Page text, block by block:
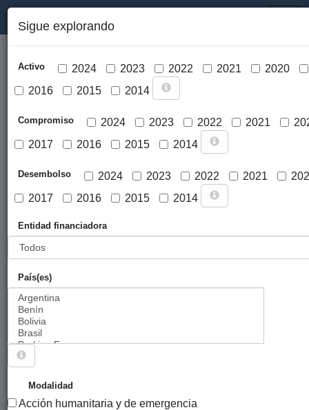
Cargar mapa
Sigue explorando
Activo 2024 2023 2022 2021
2020
2016
2015 2014
Compromiso 2024 2023 2022 2021
2017
2016 2015 2014
Desembolso 2024 2023 2022 2021
2017
2016 2015 2014
Entidad financiadora
País(es)
Modalidad
Acción humanitaria y de emergencia
PROYECTOS CUYO MODALIDAD ES EDUCACIÓN
PARA LA TRANSFORMACIÓN SOCIAL.